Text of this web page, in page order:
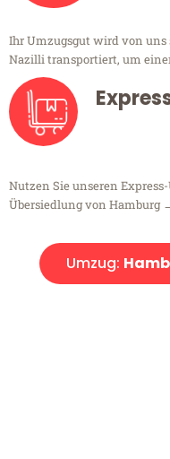
Ihr Umzugsgut wird von
Nazilli transportiert, um
Nutzen Sie unseren
Übersiedlung von Hamburg
Umzug: